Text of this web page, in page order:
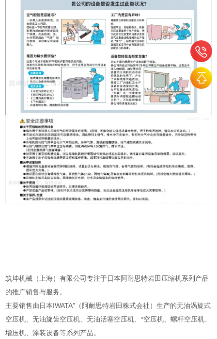
筑坤机械（上海）有限公司专注于日本阿耐思特岩田压缩机系列产品
的推广销售与服务。
主要销售由日本IWATA"（阿耐思特岩田株式会社）生产的无油涡旋式
空压机、无油旋齿空压机、无油活塞空压机、*空压机、螺杆空压机、
增压机、涂装设备等系列产品。